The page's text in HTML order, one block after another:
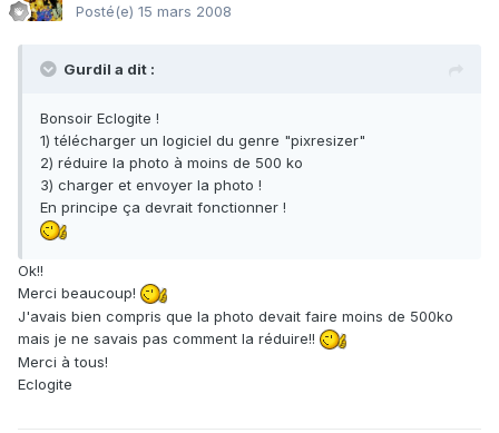
Posté(e) 15 mars 2008
Gurdil a dit :
Bonsoir Eclogite !
1) télécharger un logiciel du genre "pixresizer"
2) réduire la photo à moins de 500 ko
3) charger et envoyer la photo !
En principe ça devrait fonctionner !
Ok!!
Merci beaucoup!
J'avais bien compris que la photo devait faire moins de 500ko
mais je ne savais pas comment la réduire!!
Merci à tous!
Eclogite